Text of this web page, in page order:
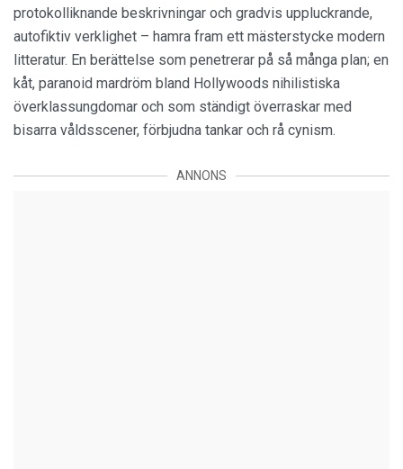
protokolliknande beskrivningar och gradvis uppluckrande,
autofiktiv verklighet – hamra fram ett mästerstycke modern
litteratur. En berättelse som penetrerar på så många plan; en
kåt, paranoid mardröm bland Hollywoods nihilistiska
överklassungdomar och som ständigt överraskar med
bisarra våldsscener, förbjudna tankar och rå cynism.
ANNONS